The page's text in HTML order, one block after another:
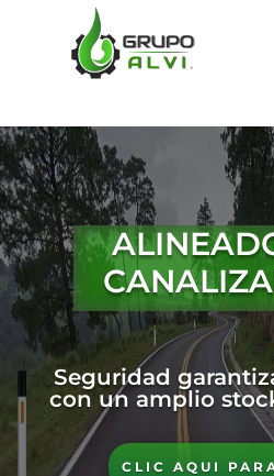
Seguridad
con un amplio
CLIC AQUI